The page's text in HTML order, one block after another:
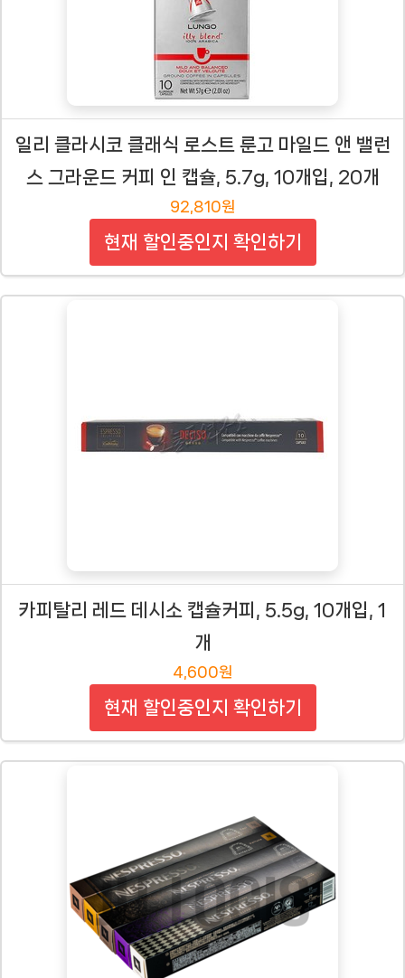
일리 클라시코 클래식 로스트 룬고 마일드 앤 밸런
스 그라운드 커피 인 캡슐, 5.7g, 10개입, 20개
92,810원
현재 할인중인지 확인하기
카피탈리 레드 데시소 캡슐커피, 5.5g, 10개입, 1
개
4,600원
현재 할인중인지 확인하기